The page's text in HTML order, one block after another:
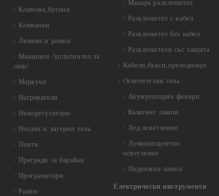
Ключове,бутони
Ключалки
Люкове и рамки
Маншони /уплътнител за
люк/
Маркучи
Нагреватели
Ниворегулатори
Носачи и лагерни тела
Панти
Прегради за барабан
Програматори
Разни
Макара разклонител
Разклонител с кабел
Разклонител без кабел
Разклонители със защита
Кабели,букси,преходници
Осветителни тела
Акумулаторни фенери
Къмпинг лампи
Лед осветление
Луминисцентно
осветление
Подвижна лампа
Електрически инструменти